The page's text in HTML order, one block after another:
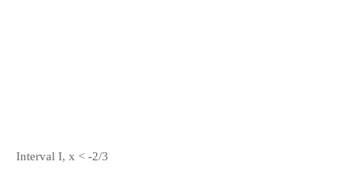
Interval I, x < -2/3